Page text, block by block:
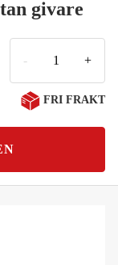
givare
- +
FRI FRAKT